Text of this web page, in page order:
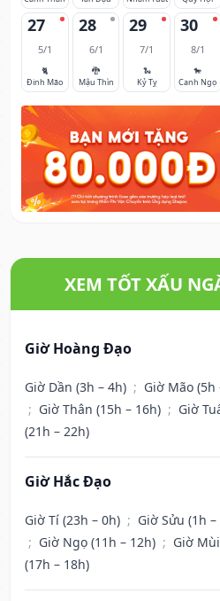
27
5/1
🐈
Đinh Mão
28
6/1
🐉
Mậu Thìn
29
7/1
🐍
Kỷ Tỵ
30
8/1
🐎
Canh Ngọ
XEM TỐT XẤU
Giờ Hoàng Đạo
Giờ Dần (3h – 4h) ; Giờ Mão (5h
; Giờ Thân (15h – 16h) ; Giờ
(21h – 22h)
Giờ Hắc Đạo
Giờ Tí (23h – 0h) ; Giờ Sửu (1h –
; Giờ Ngọ (11h – 12h) ; Giờ
(17h – 18h)